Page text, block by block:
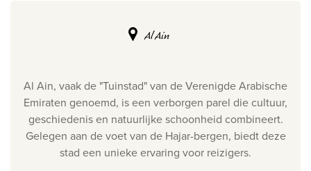
Al Ain
Al Ain, vaak de "Tuinstad" van de Verenigde Arabische
Emiraten genoemd, is een verborgen parel die cultuur,
geschiedenis en natuurlijke schoonheid combineert.
Gelegen aan de voet van de Hajar-bergen, biedt deze
stad een unieke ervaring voor reizigers.